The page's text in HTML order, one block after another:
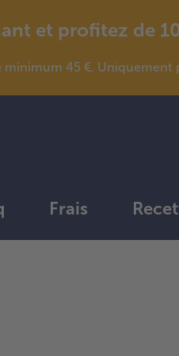
et profitez de
minimum 45 €. Uniquement
Frais